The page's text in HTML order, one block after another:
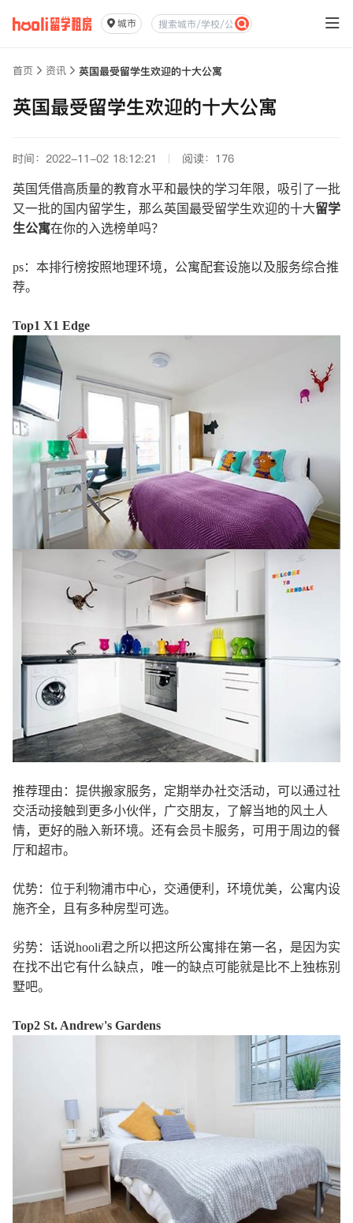
城市
首页 资讯 英国最受留学生欢迎的十大公寓
英国最受留学生欢迎的十大公寓
时间：2022-11-02 18:12:21 阅读：176
英国凭借高质量的教育水平和最快的学习年限，吸引了一批
又一批的国内留学生，那么英国最受留学生欢迎的十大留学
生公寓在你的入选榜单吗？
ps：本排行榜按照地理环境，公寓配套设施以及服务综合推
荐。
Top1 X1 Edge
推荐理由：提供搬家服务，定期举办社交活动，可以通过社
交活动接触到更多小伙伴，广交朋友，了解当地的风土人
情，更好的融入新环境。还有会员卡服务，可用于周边的餐
厅和超市。
优势：位于利物浦市中心，交通便利，环境优美，公寓内设
施齐全，且有多种房型可选。
劣势：话说hooli君之所以把这所公寓排在第一名，是因为实
在找不出它有什么缺点，唯一的缺点可能就是比不上独栋别
墅吧。
Top2 St. Andrew's Gardens